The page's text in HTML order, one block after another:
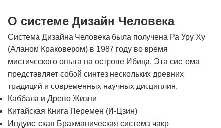
О системе Дизайн Человека
Система Дизайна Человека была получена Ра Уру Ху
(Аланом Краковером) в 1987 году во время
мистического опыта на острове Ибица. Эта система
представляет собой синтез нескольких древних
традиций и современных научных дисциплин:
Каббала и Древо Жизни
Китайская Книга Перемен (И-Цзин)
Индуистская Брахманическая система чакр